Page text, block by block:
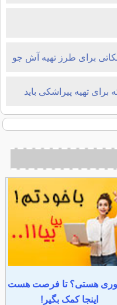
برای طرز تهیه آش جو
تهیه پیراشکی باید
هستی؟ تا فرصت هست
اینجا کمک بگیر!